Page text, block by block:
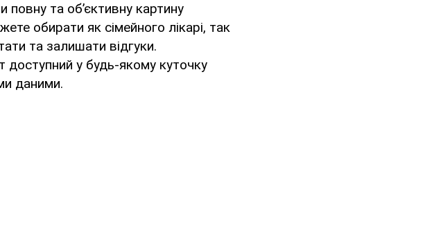
та об’єктивну картину
обирати як сімейного лікарі, так
та залишати відгуки.
доступний у будь-якому куточку
даними.